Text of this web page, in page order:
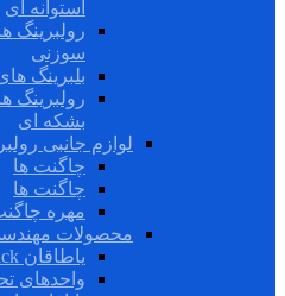
استوانه ای
سوزنی
بلبرینگ
بشکه ای
لوازم جانبی
چاگنت ها
چاگنت ها
مهره
محصولات
یاطاقان Back های پشتی
واحدهای